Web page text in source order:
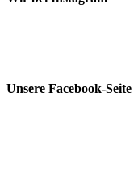
Unsere Facebook-Seite